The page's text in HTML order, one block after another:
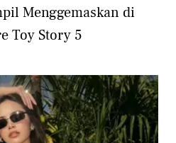
Menggemaskan di
Toy Story 5